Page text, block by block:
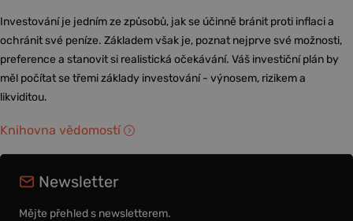
Investování je jedním ze způsobů, jak se účinně bránit proti inflaci a
ochránit své peníze. Základem však je, poznat nejprve své možnosti,
preference a stanovit si realistická očekávání. Váš investiční plán by
měl počítat se třemi základy investování - výnosem, rizikem a
likviditou.
Knihovna vědomostí
Newsletter
Mějte přehled s newsletterem.